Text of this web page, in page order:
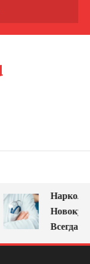
Всегда